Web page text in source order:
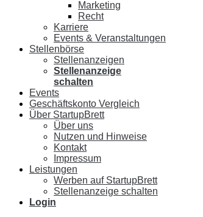
Marketing
Recht
Karriere
Events & Veranstaltungen
Stellenbörse
Stellenanzeigen
Stellenanzeige
schalten
Events
Geschäftskonto Vergleich
Über StartupBrett
Über uns
Nutzen und Hinweise
Kontakt
Impressum
Leistungen
Werben auf StartupBrett
Stellenanzeige schalten
Login